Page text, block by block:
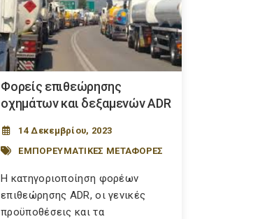
Φορείς επιθεώρησης
οχημάτων και δεξαμενών ADR
14 Δεκεμβρίου, 2023
ΕΜΠΟΡΕΥΜΑΤΙΚΕΣ ΜΕΤΑΦΟΡΕΣ
Η κατηγοριοποίηση φορέων
επιθεώρησης ADR, οι γενικές
προϋποθέσεις και τα